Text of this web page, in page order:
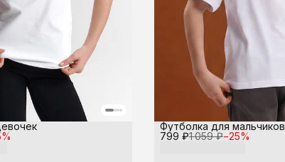
%
799 ₽1 059 ₽−25%
Футболка для мальчиков